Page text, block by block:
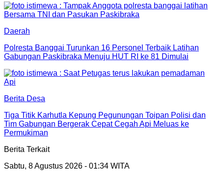
Daerah
Polresta Banggai Turunkan 16 Personel Terbaik Latihan
Gabungan Paskibraka Menuju HUT RI ke 81 Dimulai
Berita Desa
Tiga Titik Karhutla Kepung Pegunungan Toipan Polisi dan
Tim Gabungan Bergerak Cepat Cegah Api Meluas ke
Permukiman
Berita Terkait
Sabtu, 8 Agustus 2026 - 01:34 WITA